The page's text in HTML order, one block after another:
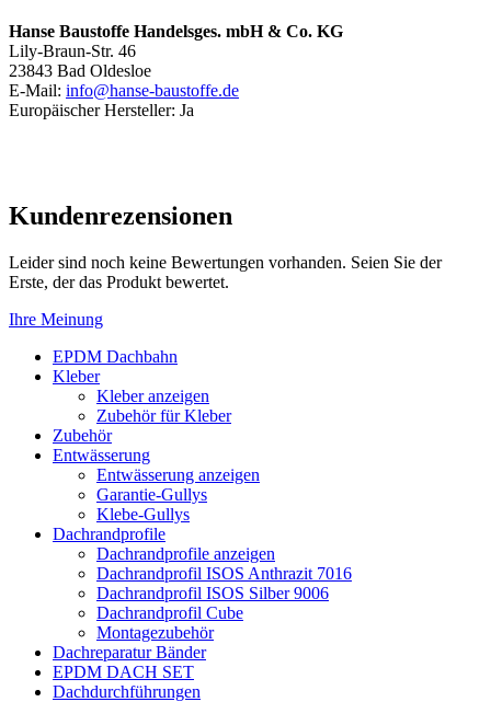
Hanse Baustoffe Handelsges. mbH & Co. KG
Lily-Braun-Str. 46
23843 Bad Oldesloe
E-Mail: info@hanse-baustoffe.de
Europäischer Hersteller: Ja
Kundenrezensionen
Leider sind noch keine Bewertungen vorhanden. Seien Sie der
Erste, der das Produkt bewertet.
Ihre Meinung
EPDM Dachbahn
Kleber
Kleber anzeigen
Zubehör für Kleber
Zubehör
Entwässerung
Entwässerung anzeigen
Garantie-Gullys
Klebe-Gullys
Dachrandprofile
Dachrandprofile anzeigen
Dachrandprofil ISOS Anthrazit 7016
Dachrandprofil ISOS Silber 9006
Dachrandprofil Cube
Montagezubehör
Dachreparatur Bänder
EPDM DACH SET
Dachdurchführungen